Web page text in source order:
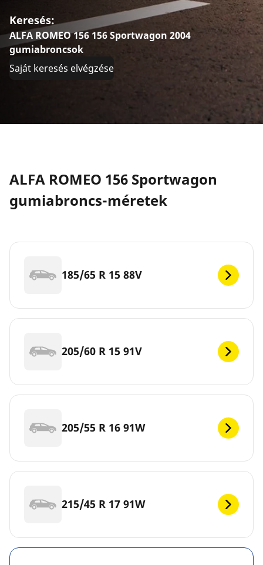
Keresés:
ALFA ROMEO 156 156 Sportwagon 2004
gumiabroncsok
Saját keresés elvégzése
ALFA ROMEO 156 Sportwagon
gumiabroncs-méretek
185/65 R 15 88V
205/60 R 15 91V
205/55 R 16 91W
215/45 R 17 91W